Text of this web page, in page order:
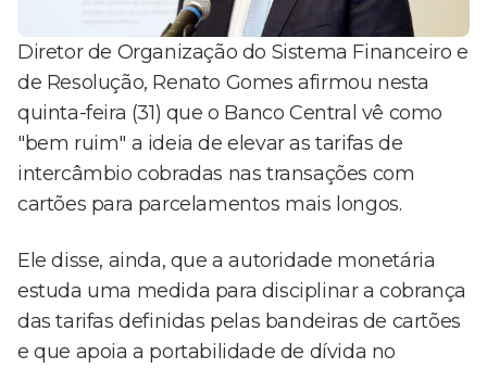
Diretor de Organização do Sistema Financeiro e
de Resolução, Renato Gomes afirmou nesta
quinta-feira (31) que o Banco Central vê como
"bem ruim" a ideia de elevar as tarifas de
intercâmbio cobradas nas transações com
cartões para parcelamentos mais longos.
Ele disse, ainda, que a autoridade monetária
estuda uma medida para disciplinar a cobrança
das tarifas definidas pelas bandeiras de cartões
e que apoia a portabilidade de dívida no